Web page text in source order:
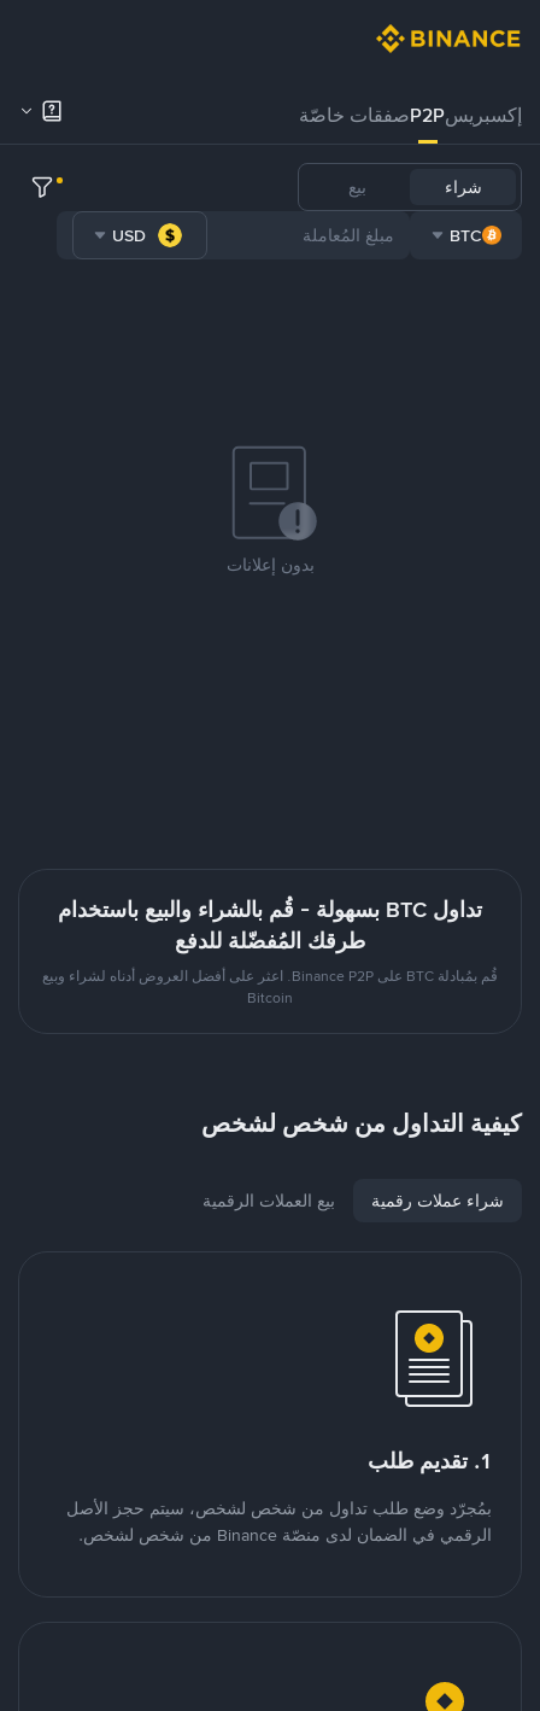
إكسبريسP2Pصفقات خاصّة
شراء بيع
BTC
USD
بدون إعلانات
تداول BTC بسهولة - قُم بالشراء والبيع باستخدام
طرقك المُفضّلة للدفع
قُم بمُبادلة BTC على Binance P2P. اعثر على أفضل العروض أدناه لشراء وبيع
Bitcoin
كيفية التداول من شخص لشخص
شراء عملات رقمية بيع العملات الرقمية
1. تقديم طلب
بمُجرّد وضع طلب تداول من شخص لشخص، سيتم حجز الأصل
الرقمي في الضمان لدى منصّة Binance من شخص لشخص.